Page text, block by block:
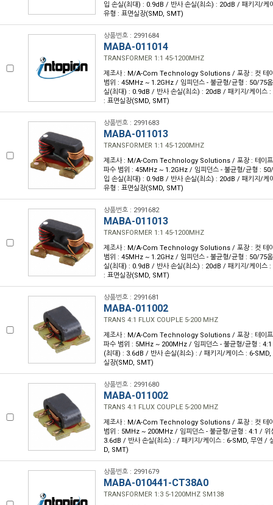
입 손실(최대) : 0.9dB / 반사 손실(최소) : 20dB / 패키지/케
유형 : 표면실장(SMD, SMT)
상품번호 : 2991684
MABA-011014
TRANSFORMER 1:1 45-1200MHZ
제조사 : M/A-Com Technology Solutions / 포장 : 컷 테
범위 : 45MHz ~ 1.2GHz / 임피던스 - 불균형/균형 : 50/75
실(최대) : 0.9dB / 반사 손실(최소) : 20dB / 패키지/케이스
: 표면실장(SMD, SMT)
상품번호 : 2991683
MABA-011013
TRANSFORMER 1:1 45-1200MHZ
제조사 : M/A-Com Technology Solutions / 포장 : 테이
파수 범위 : 45MHz ~ 1.2GHz / 임피던스 - 불균형/균형 :
입 손실(최대) : 0.9dB / 반사 손실(최소) : 20dB / 패키지/케
유형 : 표면실장(SMD, SMT)
상품번호 : 2991682
MABA-011013
TRANSFORMER 1:1 45-1200MHZ
제조사 : M/A-Com Technology Solutions / 포장 : 컷 테
범위 : 45MHz ~ 1.2GHz / 임피던스 - 불균형/균형 : 50/75
실(최대) : 0.9dB / 반사 손실(최소) : 20dB / 패키지/케이스
: 표면실장(SMD, SMT)
상품번호 : 2991681
MABA-011002
TRANS 4:1 FLUX COUPLE 5-200 MHZ
제조사 : M/A-Com Technology Solutions / 포장 : 테이
파수 범위 : 5MHz ~ 200MHz / 임피던스 - 불균형/균형 :
(최대) : 3.6dB / 반사 손실(최소) : / 패키지/케이스 : 6-SMD,
실장(SMD, SMT)
상품번호 : 2991680
MABA-011002
TRANS 4:1 FLUX COUPLE 5-200 MHZ
제조사 : M/A-Com Technology Solutions / 포장 : 컷 테
범위 : 5MHz ~ 200MHz / 임피던스 - 불균형/균형 : 4:1 / 위
3.6dB / 반사 손실(최소) : / 패키지/케이스 : 6-SMD, 무연 /
D, SMT)
상품번호 : 2991679
MABA-010441-CT38A0
TRANSFORMER 1:3 5-1200MHZ SM138